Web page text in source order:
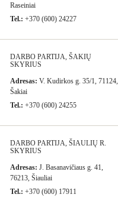
Raseiniai
Tel.: +370 (600) 24227
DARBO PARTIJA, ŠAKIŲ
SKYRIUS
Adresas: V. Kudirkos g. 35/1, 71124,
Šakiai
Tel.: +370 (600) 24255
DARBO PARTIJA, ŠIAULIŲ R.
SKYRIUS
Adresas: J. Basanavičiaus g. 41,
76213, Šiauliai
Tel.: +370 (600) 17911